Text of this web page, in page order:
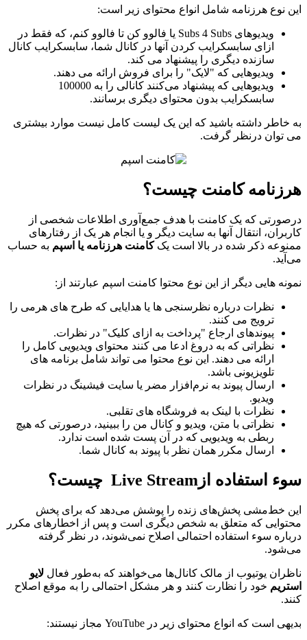
این نوع هرزنامه شامل انواع محتوای زیر است:
ویدیوهای Subs 4 Subs یا فالوو کن تا فالوو کنم، که فقط در
ازای سابسکرایب کردن آنها در کانال شما، سابسکرایب کانال
سازنده دیگری را پیشنهاد می کند.
ویدیوهایی که "لایک" را برای فروش ارائه می دهند.
ویدیوهایی که پیشنهاد می‌کنند کانالی را به 100000
سابسکرایب بدون محتوای دیگری برسانند.
به خاطر داشته باشید که این یک لیست کامل نیست موارد بیشتری
می توان درنظر گرفت.
هرزنامه کامنت چیست؟
درصورتی که یک کامنت با هدف جمع‌آوری اطلاعات شخصی از
کاربران، انتقال آنها به سایت دیگر و یا انجام هر یک از رفتارهای
ممنوعه ذکر شده در بالا است یککامنت هرزنامه یا اسپم به حساب
می‌آید.
نمونه هایی دیگر از این نوع محتوا کامنت اسپم عبارتند از:
نظرات درباره نظرسنجی ها یا هدایایی که طرح های هرمی را
ترویج می کنند.
پیوندهای ارجاع "پرداخت به ازای کلیک" در نظرات.
نظراتی که به دروغ ادعا می کنند محتوای ویدیویی کامل را
ارائه می دهند. این نوع محتوا می تواند شامل برنامه های
تلویزیونی باشد.
ارسال پیوند به نرم‌افزار مضر یا سایت فیشینگ در نظرات
ویدیو.
نظرات با لینک به فروشگاه های تقلبی.
نظراتی با متن، ویدیو و کانال من را ببینید، درصورتی که هیچ
ربطی به ویدیویی که در آن پست شده است ندارد.
ارسال مکرر همان نظر با پیوند به کانال شما.
سوء استفاده ازLive Stream چیست؟
این خط‌مشی پخش‌های زنده را پوشش می‌دهد که برای پخش
محتوایی که متعلق به شخص دیگری است و پس از اخطارهای مکرر
درباره سوء استفاده احتمالی اصلاح نمی‌شوند، در نظر گرفته
می‌شود.
ناظران یوتیوب از مالک کانال‌ها می‌خواهند که به‌طور فعال لایو
استریم خود را نظارت کنند و هر مشکل احتمالی را به موقع اصلاح
کنند.
بدیهی است که انواع محتوای زیر در YouTube مجاز نیستند: